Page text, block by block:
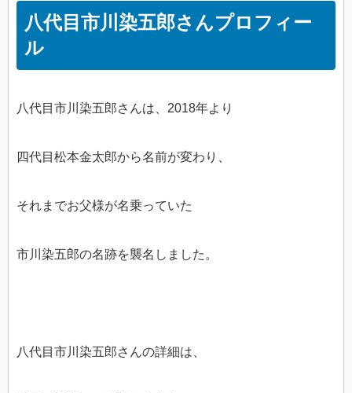
八代目市川染五郎さんプロフィー
ル
八代目市川染五郎さんは、2018年より
四代目松本金太郎から名前が変わり、
それまでお父様が名乗っていた
市川染五郎の名跡を襲名しました。
八代目市川染五郎さんの詳細は、